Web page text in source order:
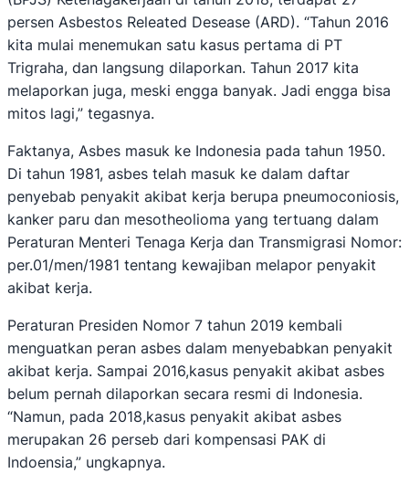
persen Asbestos Releated Desease (ARD). “Tahun 2016
kita mulai menemukan satu kasus pertama di PT
Trigraha, dan langsung dilaporkan. Tahun 2017 kita
melaporkan juga, meski engga banyak. Jadi engga bisa
mitos lagi,” tegasnya.
Faktanya, Asbes masuk ke Indonesia pada tahun 1950.
Di tahun 1981, asbes telah masuk ke dalam daftar
penyebab penyakit akibat kerja berupa pneumoconiosis,
kanker paru dan mesotheolioma yang tertuang dalam
Peraturan Menteri Tenaga Kerja dan Transmigrasi Nomor:
per.01/men/1981 tentang kewajiban melapor penyakit
akibat kerja.
Peraturan Presiden Nomor 7 tahun 2019 kembali
menguatkan peran asbes dalam menyebabkan penyakit
akibat kerja. Sampai 2016,kasus penyakit akibat asbes
belum pernah dilaporkan secara resmi di Indonesia.
“Namun, pada 2018,kasus penyakit akibat asbes
merupakan 26 perseb dari kompensasi PAK di
Indoensia,” ungkapnya.